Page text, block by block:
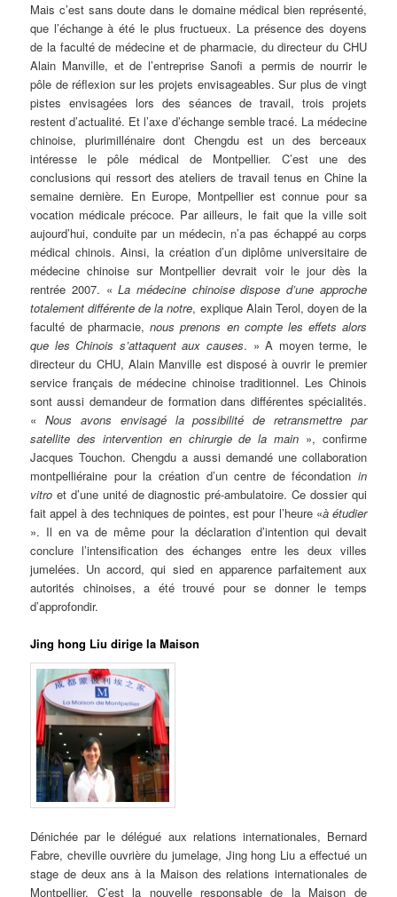
Mais c’est sans doute dans le domaine médical bien représenté,
que l’échange à été le plus fructueux. La présence des doyens
de la faculté de médecine et de pharmacie, du directeur du CHU
Alain Manville, et de l’entreprise Sanofi a permis de nourrir le
pôle de réflexion sur les projets envisageables. Sur plus de vingt
pistes envisagées lors des séances de travail, trois projets
restent d’actualité. Et l’axe d’échange semble tracé. La médecine
chinoise, plurimillénaire dont Chengdu est un des berceaux
intéresse le pôle médical de Montpellier. C’est une des
conclusions qui ressort des ateliers de travail tenus en Chine la
semaine dernière. En Europe, Montpellier est connue pour sa
vocation médicale précoce. Par ailleurs, le fait que la ville soit
aujourd’hui, conduite par un médecin, n’a pas échappé au corps
médical chinois. Ainsi, la création d’un diplôme universitaire de
médecine chinoise sur Montpellier devrait voir le jour dès la
rentrée 2007. «La médecine chinoise dispose d’une approche
totalement différente de la notre, explique Alain Terol, doyen de la
faculté de pharmacie,nous prenons en compte les effets alors
que les Chinois s’attaquent aux causes. » A moyen terme, le
directeur du CHU, Alain Manville est disposé à ouvrir le premier
service français de médecine chinoise traditionnel. Les Chinois
sont aussi demandeur de formation dans différentes spécialités.
« Nous avons envisagé la possibilité de retransmettre par
satellite des intervention en chirurgie de la main », confirme
Jacques Touchon. Chengdu a aussi demandé une collaboration
montpelliéraine pour la création d’un centre de fécondation in
vitro et d’une unité de diagnostic pré-ambulatoire. Ce dossier qui
fait appel à des techniques de pointes, est pour l’heure «à étudier
». Il en va de même pour la déclaration d’intention qui devait
conclure l’intensification des échanges entre les deux villes
jumelées. Un accord, qui sied en apparence parfaitement aux
autorités chinoises, a été trouvé pour se donner le temps
d’approfondir.
Jing hong Liu dirige la Maison
Dénichée par le délégué aux relations internationales, Bernard
Fabre, cheville ouvrière du jumelage, Jing hong Liu a effectué un
stage de deux ans à la Maison des relations internationales de
Montpellier. C’est la nouvelle responsable de la Maison de